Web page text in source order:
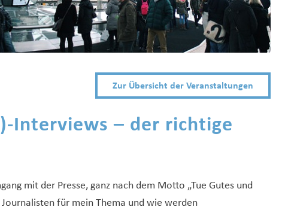
Zur Übersicht der Veranstaltungen
Interviews – der richtige
mit der Presse, ganz nach dem Motto „Tue Gutes und
für mein Thema und wie werden